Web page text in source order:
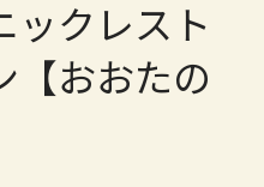
クレスト
【おおたの